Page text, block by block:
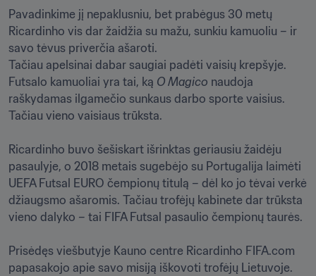
Pavadinkime jį nepaklusniu, bet prabėgus 30 metų
Ricardinho vis dar žaidžia su mažu, sunkiu kamuoliu – ir
savo tėvus priverčia ašaroti.
Tačiau apelsinai dabar saugiai padėti vaisių krepšyje.
Futsalo kamuoliai yra tai, ką O Magico naudoja
raškydamas ilgamečio sunkaus darbo sporte vaisius.
Tačiau vieno vaisiaus trūksta.
Ricardinho buvo šešiskart išrinktas geriausiu žaidėju
pasaulyje, o 2018 metais sugebėjo su Portugalija laimėti
UEFA Futsal EURO čempionų titulą – dėl ko jo tėvai verkė
džiaugsmo ašaromis. Tačiau trofėjų kabinete dar trūksta
vieno dalyko – tai FIFA Futsal pasaulio čempionų taurės.
Prisėdęs viešbutyje Kauno centre Ricardinho FIFA.com
papasakojo apie savo misiją iškovoti trofėjų Lietuvoje.